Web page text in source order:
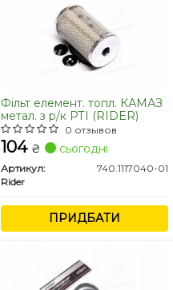
Фільт елемент. топл. КАМАЗ
метал. з р/к РТІ (RIDER)
0 отзывов
104 ₴ сьогодні
Артикул:
740.1117040-01
Rider
ПРИДБАТИ